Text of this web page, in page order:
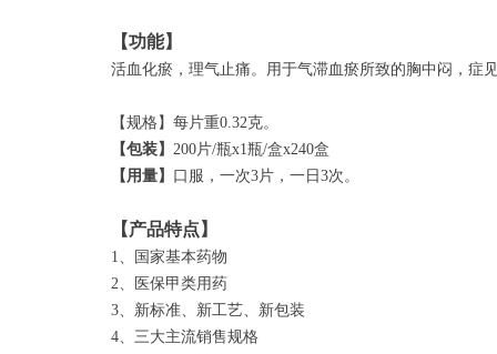
【功能】
活血化瘀，理气止痛。用于气滞血瘀所致的胸中闷，症
【规格】每片重0.32克。
【包装】 200片/瓶x1瓶/盒x240盒
【用量】
口服，一次3片，一日3次。
【产品特点】
1、国家基本药物
2、医保甲类用药
3、新标准、新工艺、新包装
4、三大主流销售规格